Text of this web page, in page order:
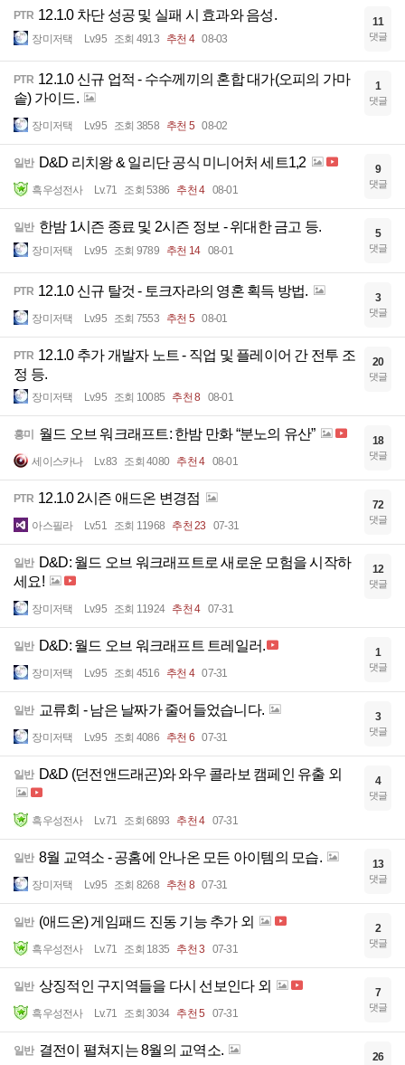
PTR 12.1.0 차단 성공 및 실패 시 효과와 음성.
장미저택 Lv.95 조회 4913 추천 4 08-03
11
댓글
PTR 12.1.0 신규 업적 - 수수께끼의 혼합 대가(오피의 가마
솥) 가이드.
장미저택 Lv.95 조회 3858 추천 5 08-02
1
댓글
일반 D&D 리치왕 & 일리단 공식 미니어처 세트1,2
흑우성전사 Lv.71 조회 5386 추천 4 08-01
9
댓글
일반 한밤 1시즌 종료 및 2시즌 정보 - 위대한 금고 등.
장미저택 Lv.95 조회 9789 추천 14 08-01
5
댓글
PTR 12.1.0 신규 탈것 - 토크자라의 영혼 획득 방법.
장미저택 Lv.95 조회 7553 추천 5 08-01
3
댓글
PTR 12.1.0 추가 개발자 노트 - 직업 및 플레이어 간 전투 조
정 등.
장미저택 Lv.95 조회 10085 추천 8 08-01
20
댓글
흥미 월드 오브 워크래프트: 한밤 만화 “분노의 유산”
세이스카나 Lv.83 조회 4080 추천 4 08-01
18
댓글
PTR 12.1.0 2시즌 애드온 변경점
아스필라 Lv.51 조회 11968 추천 23 07-31
72
댓글
일반 D&D: 월드 오브 워크래프트로 새로운 모험을 시작하
세요!
장미저택 Lv.95 조회 11924 추천 4 07-31
12
댓글
일반 D&D: 월드 오브 워크래프트 트레일러.
장미저택 Lv.95 조회 4516 추천 4 07-31
1
댓글
일반 교류회 - 남은 날짜가 줄어들었습니다.
장미저택 Lv.95 조회 4086 추천 6 07-31
3
댓글
일반 D&D (던전앤드래곤)와 와우 콜라보 캠페인 유출 외
흑우성전사 Lv.71 조회 6893 추천 4 07-31
4
댓글
일반 8월 교역소 - 공홈에 안나온 모든 아이템의 모습.
장미저택 Lv.95 조회 8268 추천 8 07-31
13
댓글
일반 (애드온) 게임패드 진동 기능 추가 외
흑우성전사 Lv.71 조회 1835 추천 3 07-31
2
댓글
일반 상징적인 구지역들을 다시 선보인다 외
흑우성전사 Lv.71 조회 3034 추천 5 07-31
7
댓글
일반 결전이 펼쳐지는 8월의 교역소. 26